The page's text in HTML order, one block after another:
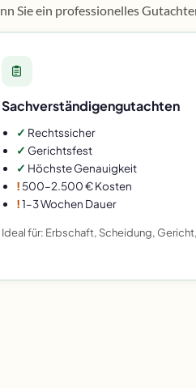
Sie ein professionelles
Sachverständigengutachten
✓ Rechtssicher
✓ Gerichtsfest
✓ Höchste Genauigkeit
! 500–2.500 € Kosten
!1–3 Wochen Dauer
Ideal für: Erbschaft, Scheidung,